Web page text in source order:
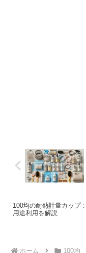
100均の耐熱計量カップ
用途利用を解説
ホーム 100均